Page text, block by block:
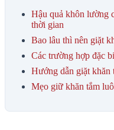
Hậu quả khôn lường
thời gian
Bao lâu thì nên giặt
Các trường hợp đặc
Hướng dẫn giặt khăn
Mẹo giữ khăn tắm